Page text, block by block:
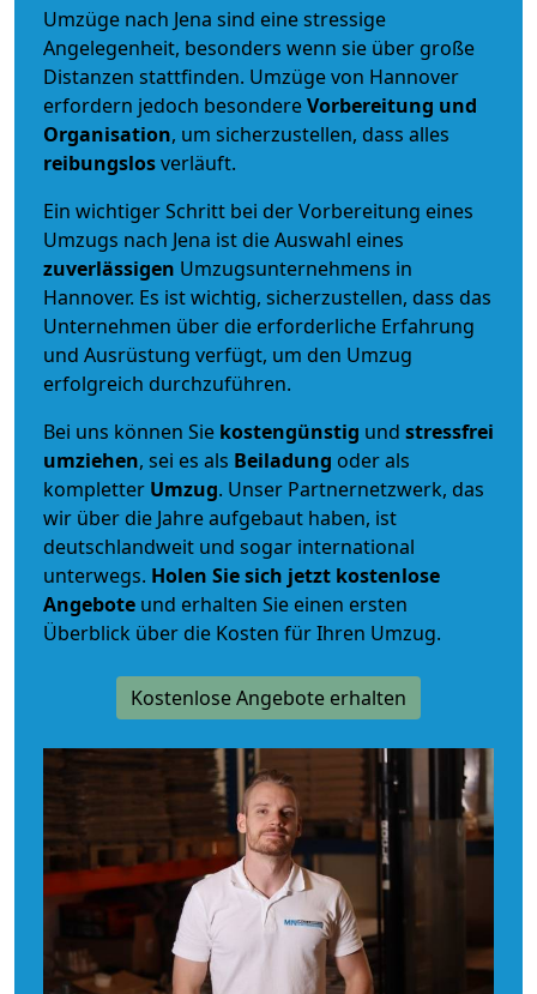
Umzüge nach Jena sind eine stressige
Angelegenheit, besonders wenn sie über große
Distanzen stattfinden. Umzüge von Hannover
erfordern jedoch besondereVorbereitung und
Organisation, um sicherzustellen, dass alles
reibungslosverläuft.
Ein wichtiger Schritt bei der Vorbereitung eines
Umzugs nach Jena ist die Auswahl eines
zuverlässigen Umzugsunternehmens in
Hannover. Es ist wichtig, sicherzustellen, dass das
Unternehmen über die erforderliche Erfahrung
und Ausrüstung verfügt, um den Umzug
erfolgreich durchzuführen.
Bei uns können Sie kostengünstig und stressfrei
umziehen, sei es als Beiladung oder als
kompletter Umzug. Unser Partnernetzwerk, das
wir über die Jahre aufgebaut haben, ist
deutschlandweit und sogar international
unterwegs. Holen Sie sich jetzt kostenlose
Angebote und erhalten Sie einen ersten
Überblick über die Kosten für Ihren Umzug.
Kostenlose Angebote erhalten